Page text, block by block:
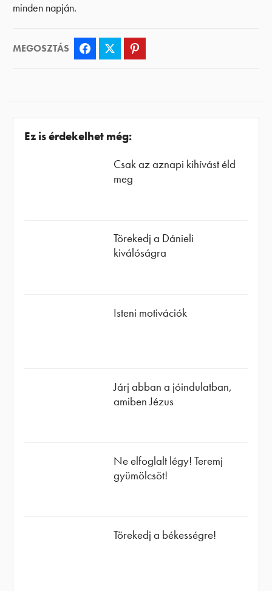
minden napján.
MEGOSZTÁS Facebook Twitter
Ez is érdekelhet még:
Csak az aznapi kihívást éld
meg
Törekedj a Dánieli
kiválóságra
Isteni motivációk
Járj abban a jóindulatban,
amiben Jézus
Ne elfoglalt légy! Teremj
gyümölcsöt!
Törekedj a békességre!